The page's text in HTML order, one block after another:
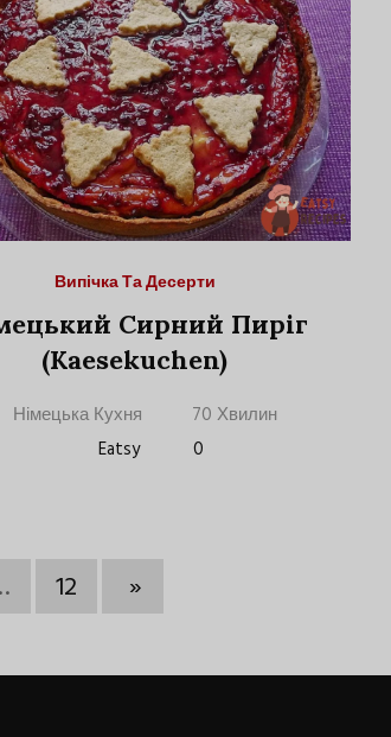
Випічка Та Десерти
Сирний Пиріг
(Kaesekuchen)
Німецька Кухня
70 Хвилин
Eatsy
0
12 »